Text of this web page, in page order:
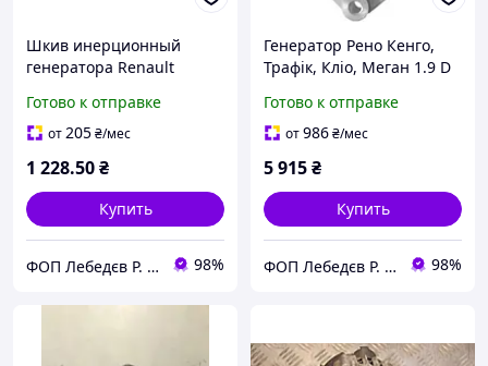
Шкив инерционный
генератора Renault
Готово к отправке
от205₴/мес
1 228.50₴
Купить
ФОП Лебедєв Р. В. Стартери Генератори Комплектуючі. 98%
Генератор Рено Кенго,
Трафік, Кліо, Меган 1.9 D
Готово к отправке
от986₴/мес
5 915₴
Купить
ФОП Лебедєв Р. В. Стартери Генератори Комплектуючі. 98%